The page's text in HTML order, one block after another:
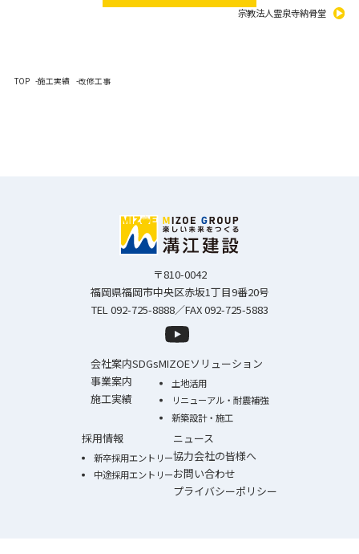
宗教法人霊泉寺納骨堂
TOP 施工実績 改修工事
〒810-0042
福岡県福岡市中央区赤坂1丁目9番20号
TEL 092-725-8888／FAX 092-725-5883
会社案内
事業案内
施工実績
SDGsMIZOEソリューション
土地活用
リニューアル・耐震補強
新築設計・施工
採用情報
新卒採用エントリー
中途採用エントリー
ニュース
協力会社の皆様へ
お問い合わせ
プライバシーポリシー